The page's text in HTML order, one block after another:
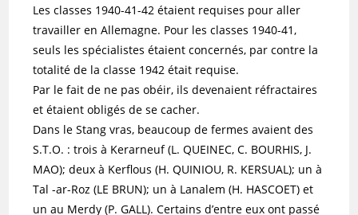
Les classes 1940-41-42 étaient requises pour aller
travailler en Allemagne. Pour les classes 1940-41,
seuls les spécialistes étaient concernés, par contre la
totalité de la classe 1942 était requise.
Par le fait de ne pas obéir, ils devenaient réfractaires
et étaient obligés de se cacher.
Dans le Stang vras, beaucoup de fermes avaient des
S.T.O. : trois à Kerarneuf (L. QUEINEC, C. BOURHIS, J.
MAO); deux à Kerflous (H. QUINIOU, R. KERSUAL); un à
Tal -ar-Roz (LE BRUN); un à Lanalem (H. HASCOET) et
un au Merdy (P. GALL). Certains d’entre eux ont passé